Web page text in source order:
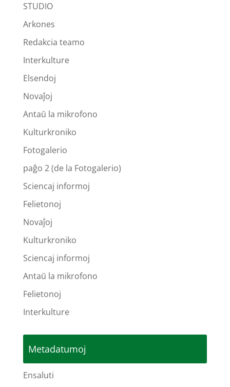
STUDIO
Arkones
Redakcia teamo
Interkulture
Elsendoj
Novaĵoj
Antaŭ la mikrofono
Kulturkroniko
Fotogalerio
paĝo 2 (de la Fotogalerio)
Sciencaj informoj
Felietonoj
Novaĵoj
Kulturkroniko
Sciencaj informoj
Antaŭ la mikrofono
Felietonoj
Interkulture
Metadatumoj
Ensaluti